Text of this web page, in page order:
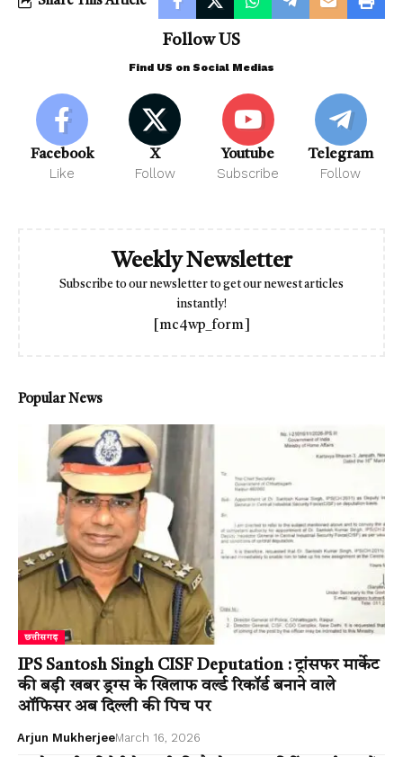
Follow US
Find US on Social Medias
Facebook
Like
X
Follow
Youtube
Subscribe
Telegram
Follow
Weekly Newsletter
Subscribe to our newsletter to get our newest articles
instantly!
[mc4wp_form]
Popular News
छत्तीसगढ़
IPS Santosh Singh CISF Deputation : ट्रांसफर मार्केट
की बड़ी खबर ड्रग्स के खिलाफ वर्ल्ड रिकॉर्ड बनाने वाले
ऑफिसर अब दिल्ली की पिच पर
Arjun MukherjeeMarch 16, 2026